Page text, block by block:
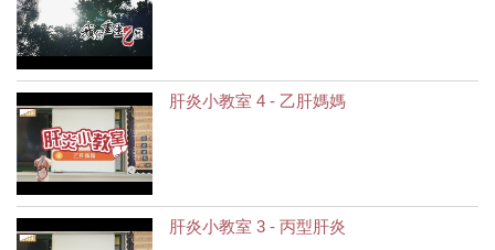
肝炎小教室 4 - 乙肝媽媽
肝炎小教室 3 - 丙型肝炎